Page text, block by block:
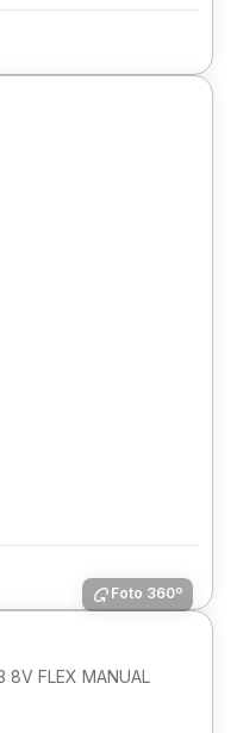
Foto 360º
8V FLEX MANUAL